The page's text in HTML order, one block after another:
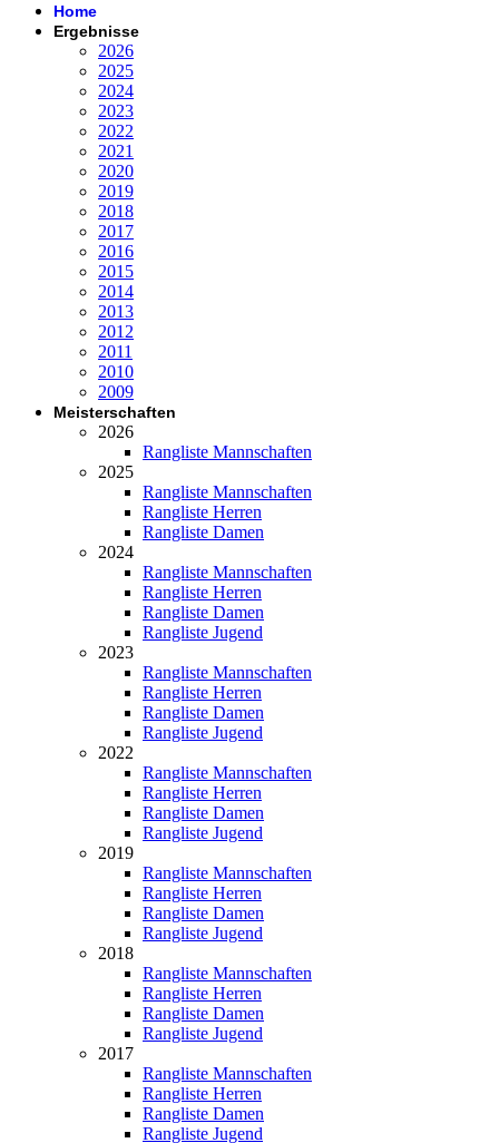
Home
Ergebnisse
2026
2025
2024
2023
2022
2021
2020
2019
2018
2017
2016
2015
2014
2013
2012
2011
2010
2009
Meisterschaften
2026
Rangliste Mannschaften
2025
Rangliste Mannschaften
Rangliste Herren
Rangliste Damen
2024
Rangliste Mannschaften
Rangliste Herren
Rangliste Damen
Rangliste Jugend
2023
Rangliste Mannschaften
Rangliste Herren
Rangliste Damen
Rangliste Jugend
2022
Rangliste Mannschaften
Rangliste Herren
Rangliste Damen
Rangliste Jugend
2019
Rangliste Mannschaften
Rangliste Herren
Rangliste Damen
Rangliste Jugend
2018
Rangliste Mannschaften
Rangliste Herren
Rangliste Damen
Rangliste Jugend
2017
Rangliste Mannschaften
Rangliste Herren
Rangliste Damen
Rangliste Jugend